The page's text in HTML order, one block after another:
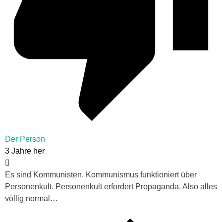
Der Person
3 Jahre her
Es sind Kommunisten. Kommunismus funktioniert über
Personenkult. Personenkult erfordert Propaganda. Also alles
völlig normal…